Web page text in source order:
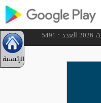
الرئيسية